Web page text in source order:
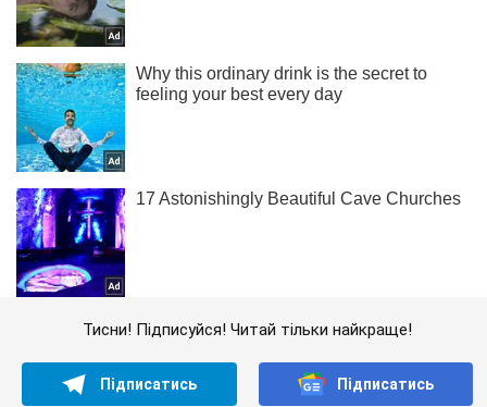
Тисни! Підписуйся! Читай тільки найкраще!
Підписатись Підписатись